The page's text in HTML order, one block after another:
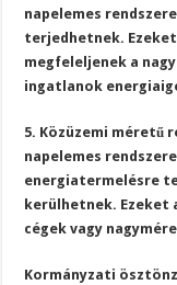
napelemes
terjedhetnek.
megfeleljenek a
ingatlanok
5. Közüzemi méretű
napelemes
energiatermelésre
kerülhetnek. Ezeket
cégek vagy
Kormányzati